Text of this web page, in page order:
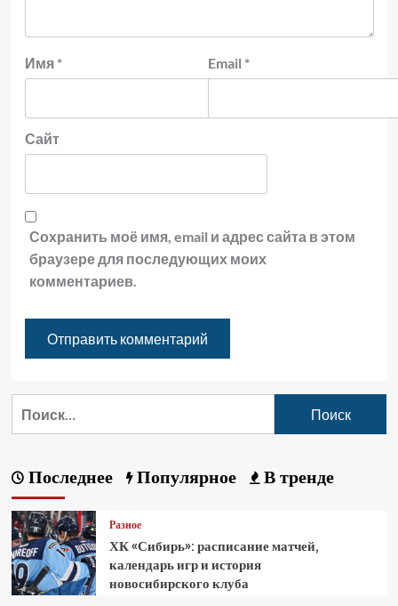
Имя * Email *
Сайт
Сохранить моё имя, email и адрес сайта в этом
браузере для последующих моих
комментариев.
Последнее Популярное В тренде
Разное
ХК «Сибирь»: расписание матчей,
календарь игр и история
новосибирского клуба